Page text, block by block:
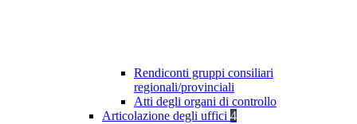
Rendiconti gruppi consiliari
regionali/provinciali
Atti degli organi di controllo
Articolazione degli uffici 4